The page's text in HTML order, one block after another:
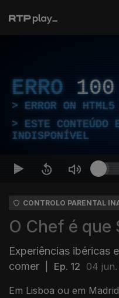
ERRO 100
ERROR ON
ESTE CONTEÚDO
INDISPONÍVEL
CONTROLO PARENTAL
O Chef é que
Experiências ibéricas
comer
Ep. 12 04
Em Lisboa ou em